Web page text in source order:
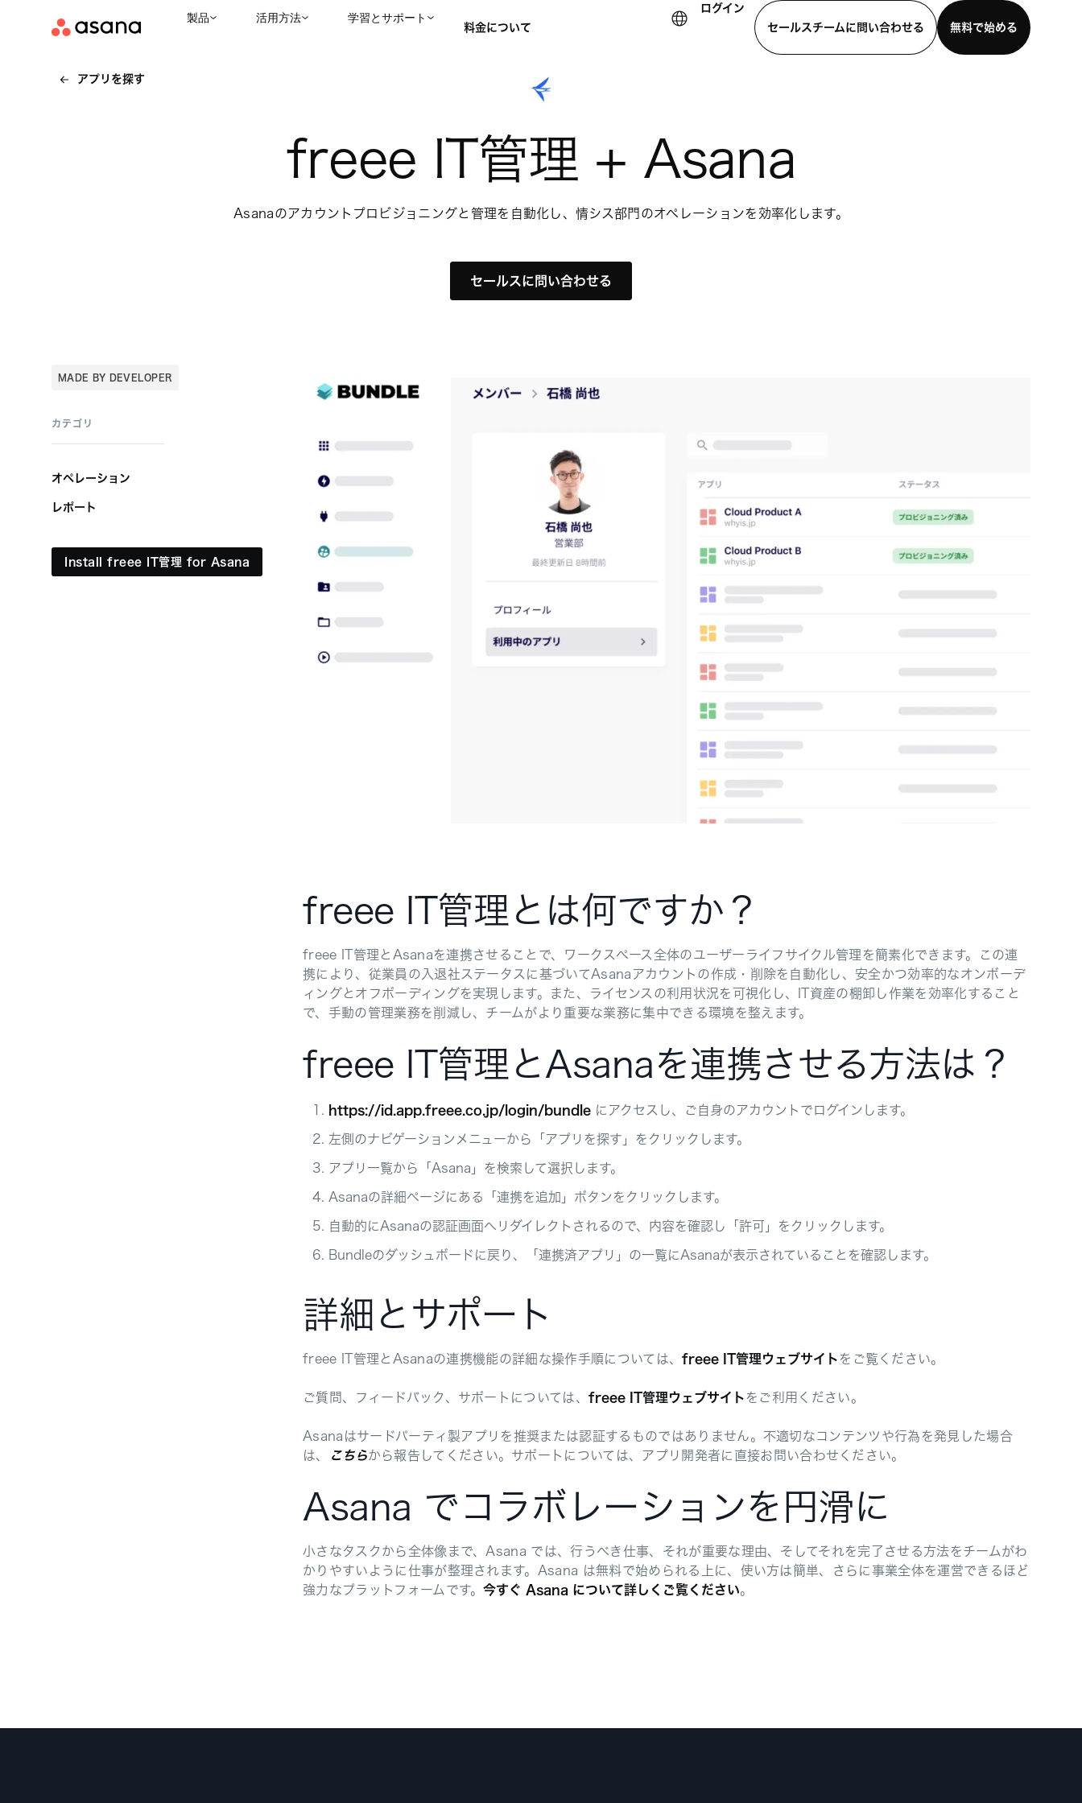
製品 活用方法 学習とサポート
料金について
ログイン
セールスチームに問い合わせる
無料で始める
アプリを探す
freee IT管理 + Asana
Asanaのアカウントプロビジョニングと管理を自動化し、情シス部門のオペレーションを効率化します。
セールスに問い合わせる
MADE BY DEVELOPER
カテゴリ
オペレーション
レポート
Install freee IT管理 for Asana
freee IT管理とは何ですか？
freee IT管理とAsanaを連携させることで、ワークスペース全体のユーザーライフサイクル管理を簡素化できます。この連
携により、従業員の入退社ステータスに基づいてAsanaアカウントの作成・削除を自動化し、安全かつ効率的なオンボーデ
ィングとオフボーディングを実現します。また、ライセンスの利用状況を可視化し、IT資産の棚卸し作業を効率化すること
で、手動の管理業務を削減し、チームがより重要な業務に集中できる環境を整えます。
freee IT管理とAsanaを連携させる方法は？
https://id.app.freee.co.jp/login/bundle にアクセスし、ご自身のアカウントでログインします。
左側のナビゲーションメニューから「アプリを探す」をクリックします。
アプリ一覧から「Asana」を検索して選択します。
Asanaの詳細ページにある「連携を追加」ボタンをクリックします。
自動的にAsanaの認証画面へリダイレクトされるので、内容を確認し「許可」をクリックします。
Bundleのダッシュボードに戻り、「連携済アプリ」の一覧にAsanaが表示されていることを確認します。
詳細とサポート
freee IT管理とAsanaの連携機能の詳細な操作手順については、freee IT管理ウェブサイト をご覧ください。
ご質問、フィードバック、サポートについては、freee IT管理ウェブサイト をご利用ください。
Asanaはサードパーティ製アプリを推奨または認証するものではありません。不適切なコンテンツや行為を発見した場合
は、
こちらから報告してください。サポートについては、アプリ開発者に直接お問い合わせください。
Asana でコラボレーションを円滑に
小さなタスクから全体像まで、Asana では、行うべき仕事、それが重要な理由、そしてそれを完了させる方法をチームがわ
かりやすいように仕事が整理されます。Asana は無料で始められる上に、使い方は簡単、さらに事業全体を運営できるほど
強力なプラットフォームです。今すぐ Asana について詳しくご覧ください。